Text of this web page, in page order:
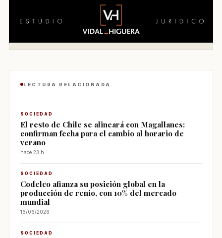
LECTURA RELACIONADA
SOCIEDAD
El resto de Chile se alineará con Magallanes:
confirman fecha para el cambio al horario de
verano
hace 23 h
SOCIEDAD
Codelco afianza su posición global en la
producción de renio, con 10% del mercado
mundial
16/06/2026
SOCIEDAD